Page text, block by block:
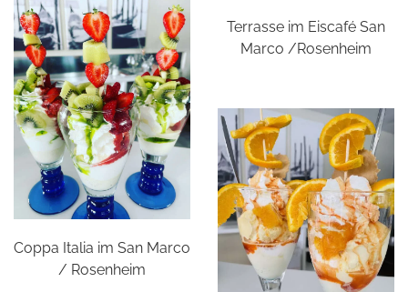
Terrasse im Eiscafé San
Marco /Rosenheim
Coppa Italia im San Marco
/ Rosenheim